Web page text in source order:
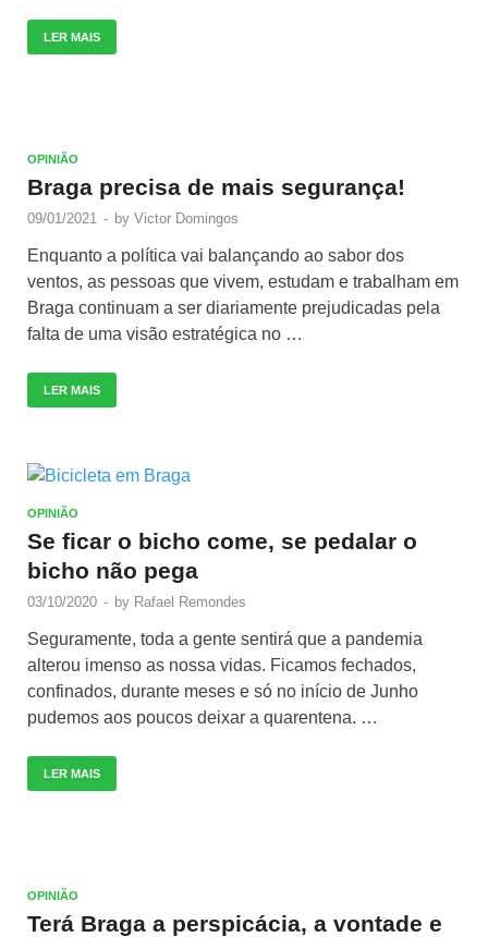
LER MAIS
OPINIÃO
Braga precisa de mais segurança!
09/01/2021 - by Victor Domingos
Enquanto a política vai balançando ao sabor dos
ventos, as pessoas que vivem, estudam e trabalham em
Braga continuam a ser diariamente prejudicadas pela
falta de uma visão estratégica no …
LER MAIS
OPINIÃO
Se ficar o bicho come, se pedalar o
bicho não pega
03/10/2020 - by Rafael Remondes
Seguramente, toda a gente sentirá que a pandemia
alterou imenso as nossa vidas. Ficamos fechados,
confinados, durante meses e só no início de Junho
pudemos aos poucos deixar a quarentena. …
LER MAIS
OPINIÃO
Terá Braga a perspicácia, a vontade e